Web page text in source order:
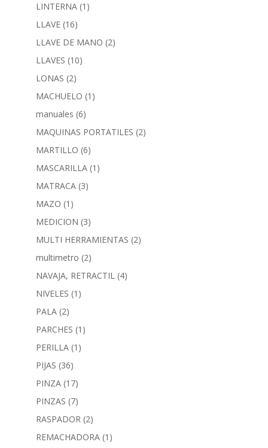
LINTERNA (1)
LLAVE (16)
LLAVE DE MANO (2)
LLAVES (10)
LONAS (2)
MACHUELO (1)
manuales (6)
MAQUINAS PORTATILES (2)
MARTILLO (6)
MASCARILLA (1)
MATRACA (3)
MAZO (1)
MEDICION (3)
MULTI HERRAMIENTAS (2)
multimetro (2)
NAVAJA, RETRACTIL (4)
NIVELES (1)
PALA (2)
PARCHES (1)
PERILLA (1)
PIJAS (36)
PINZA (17)
PINZAS (7)
RASPADOR (2)
REMACHADORA (1)